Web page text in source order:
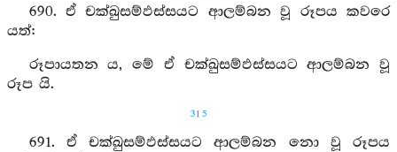
690. ඒ චක්ඛුසම්ඵස්සයට ආලම්බන වූ රූපය කවරෙ
යත්:
රූපායතන ය, මේ ඒ චක්ඛුසම්ඵස්සයට ආලම්බන වූ
රූප යි.
315
691. ඒ චක්ඛුසම්ඵස්සයට ආලම්බන නො වූ රූපය